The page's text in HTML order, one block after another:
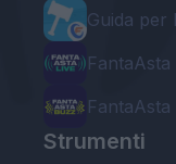
Guida per
FantaAsta
Strumenti